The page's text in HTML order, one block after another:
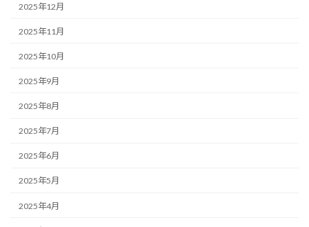
2025年12月
2025年11月
2025年10月
2025年9月
2025年8月
2025年7月
2025年6月
2025年5月
2025年4月